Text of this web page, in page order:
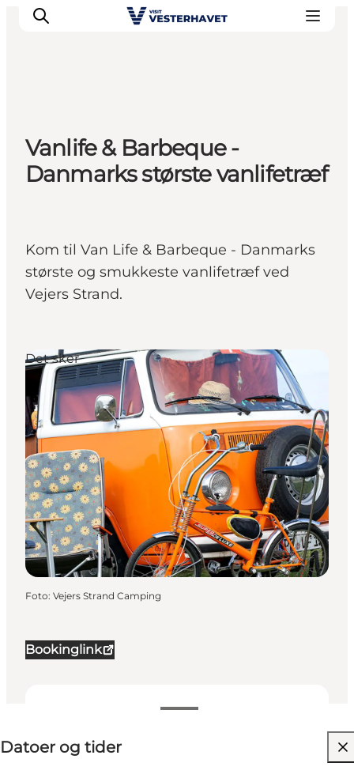
Det sker
Oplevelser
Vores Byer
Planlæg din ferie
Vanlife & Barbeque -
Danmarks største vanlifetræf
Kom til Van Life & Barbeque - Danmarks
største og smukkeste vanlifetræf ved
Vejers Strand.
Bookinglink
Datoer og tider
Besøg hjemmeside
Det sker
Foto: Vejers Strand Camping